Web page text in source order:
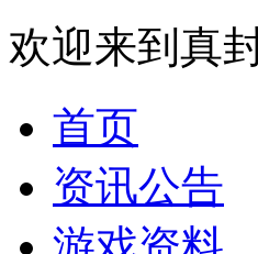
欢迎来到真
首页
资讯公告